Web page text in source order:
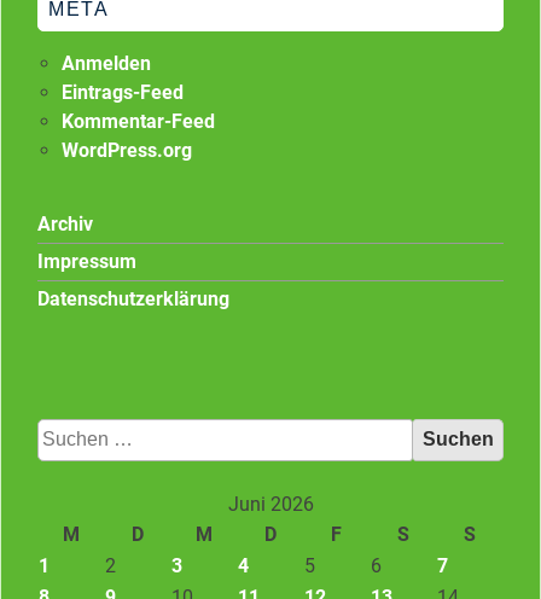
META
Anmelden
Eintrags-Feed
Kommentar-Feed
WordPress.org
Archiv
Impressum
Datenschutzerklärung
Suchen
nach:
Juni 2026
M
D M D F S
S
1
2 3 4 5 6
7